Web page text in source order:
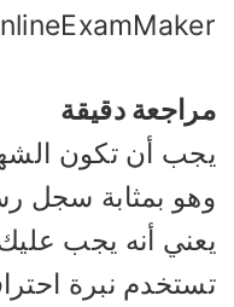
دقيقة
أن تكون الشهادة
بمثابة سجل
أنه يجب عليك
نبرة